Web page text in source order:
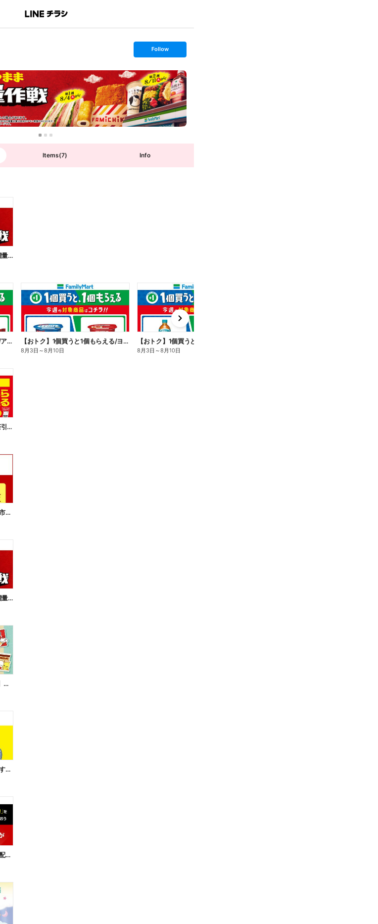
s
t
o
l
l
o
w
Follow
Items(7) Info
【おトク】お値段そのまま!45%増量作戦!
【おトク】1個買うと1個もらえる/アイス 【おトク】1個買うと1個もらえる/ヨーグルト
8月3日 ～8月10日
【おトク】1個買うと1個もらえる/麦茶
8月3日 ～8月10日
e
x
t
【無料引換券!】焼き麺買うとお茶引換券貰える!
楽天ポイントカード提示で、楽天市場でのお買い物がおトクに!
【おトク】お値段そのまま!45%増量作戦!
【サンリオ×メーカーマスコット】オリジナルグッズ貰える!
【おトク】大谷選手ファミマおむすび割
【おトク】お店で使えるクーポン配信中